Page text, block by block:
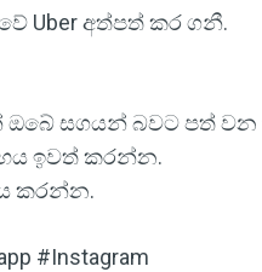
Uber අත්පත් කර ගනී.
ඔබේ සගයන් බවට පත්
ඉවත් කරන්න.
කරන්න.
#Instagram